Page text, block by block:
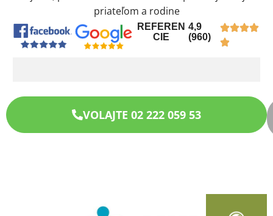
priateľom a rodine
REFEREN
CIE
4,9
(960)
VOLAJTE 02 222 059 53